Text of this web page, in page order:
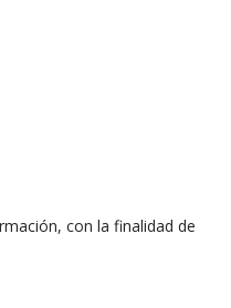
con la finalidad de